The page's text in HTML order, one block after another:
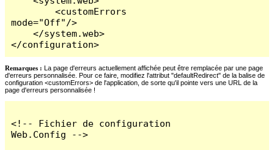
        <customErrors
mode="Off"/>
    </system.web>
</configuration>
Remarques : La page d'erreurs actuellement affichée peut être remplacée par une page
d'erreurs personnalisée. Pour ce faire, modifiez l'attribut "defaultRedirect" de la balise de
configuration <customErrors> de l'application, de sorte qu'il pointe vers une URL de la
page d'erreurs personnalisée !
<!-- Fichier de configuration
Web.Config -->